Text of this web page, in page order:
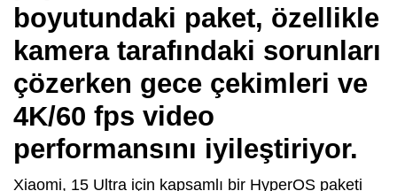
boyutundaki paket, özellikle
kamera tarafındaki sorunları
çözerken gece çekimleri ve
4K/60 fps video
performansını iyileştiriyor.
Xiaomi, 15 Ultra için kapsamlı bir HyperOS paketi